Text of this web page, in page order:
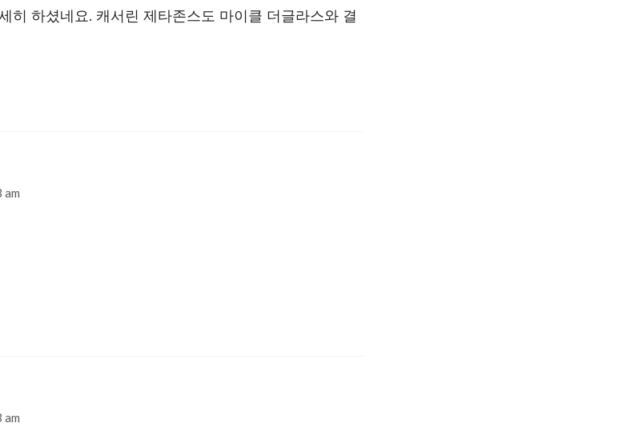
히 하셨네요. 캐서린 제타존스도 마이클 더글라스와 결
am
am